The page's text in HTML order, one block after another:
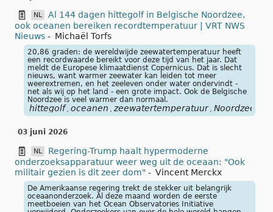
NL
Al 144 dagen hittegolf in Belgische Noordzee,
ook oceanen bereiken recordtemperatuur | VRT NWS
Nieuws - Michaël Torfs
20,86 graden: de wereldwijde zeewatertemperatuur heeft
een recordwaarde bereikt voor deze tijd van het jaar. Dat
meldt de Europese klimaatdienst Copernicus. Dat is slecht
nieuws, want warmer zeewater kan leiden tot meer
weerextremen, en het zeeleven onder water ondervindt -
net als wij op het land - een grote impact. Ook de Belgische
Noordzee is veel warmer dan normaal.
hittegolf , oceanen , zeewatertemperatuur , Noordzee
03 juni 2026
NL
Regering-Trump haalt hypermoderne
onderzoeksapparatuur weer weg uit de oceaan: "Ook
militair gezien is dit zeer dom" - Vincent Merckx
De Amerikaanse regering trekt de stekker uit belangrijk
oceaanonderzoek. Al deze maand worden de eerste
meetboeien van het Ocean Observatories Initiative